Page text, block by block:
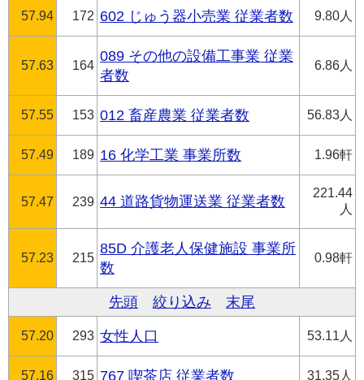
57.94 172 602 じゅう器小売業 従業者数 9.80人
57.63 164
089 その他の設備工事業 従業
者数
6.86人
57.55 153 012 畜産農業 従業者数 56.83人
57.49 189 16 化学工業 事業所数 1.96軒
57.47 239 44 道路貨物運送業 従業者数
221.44
人
57.23 215
85D 介護老人保健施設 事業所
数
0.98軒
先頭 絞り込み 末尾
57.20 293 女性人口 53.11人
57.16 315 767 喫茶店 従業者数 31.35人